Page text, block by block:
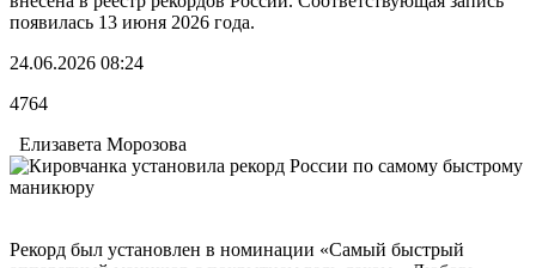
появилась 13 июня 2026 года.
24.06.2026 08:24
4764
Елизавета Морозова
Рекорд был установлен в номинации «Самый быстрый